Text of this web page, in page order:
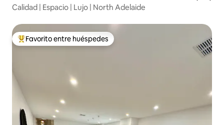
Calidad | Espacio | Lujo | North Adelaide
De los mejores en Favorito entre huéspedes
Favorito entre huéspedes